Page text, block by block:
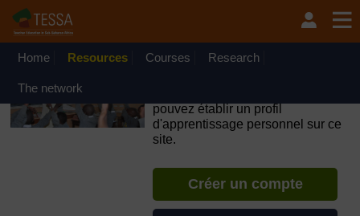
Passer au contenu principal
OpenLearn Create will be unavailable on Wednesday 12
August 2026 from 8am to 10.30am (GMT) due to routine
Home Resources Courses Research
The network
pouvez établir un profil
d'apprentissage personnel sur ce
site.
Créer un compte